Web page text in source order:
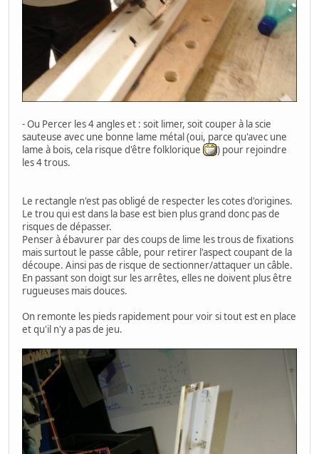
- Ou Percer les 4 angles et : soit limer, soit couper à la scie
sauteuse avec une bonne lame métal (oui, parce qu'avec une
lame à bois, cela risque d'être folklorique
) pour rejoindre
les 4 trous.
Le rectangle n'est pas obligé de respecter les cotes d'origines.
Le trou qui est dans la base est bien plus grand donc pas de
risques de dépasser.
Penser à ébavurer par des coups de lime les trous de fixations
mais surtout le passe câble, pour retirer l'aspect coupant de la
découpe. Ainsi pas de risque de sectionner/attaquer un câble.
En passant son doigt sur les arrêtes, elles ne doivent plus être
rugueuses mais douces.
On remonte les pieds rapidement pour voir si tout est en place
et qu'il n'y a pas de jeu.